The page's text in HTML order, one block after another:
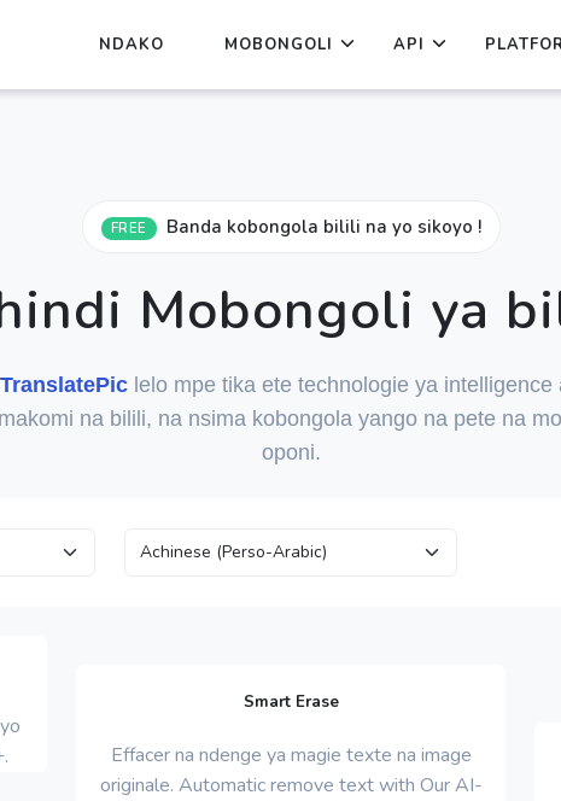
NDAKO MOBONGOLI API
FREE Banda kobongola bilili na yo sikoyo !
Mobongoli ya
TranslatePiclelo mpe tika ete technologie ya intelligence
na bilili, na nsima kobongola yango na pete na
oponi.
Smart Erase
Effacer na ndenge ya magie texte na image
originale. Automatic remove text with Our AI-